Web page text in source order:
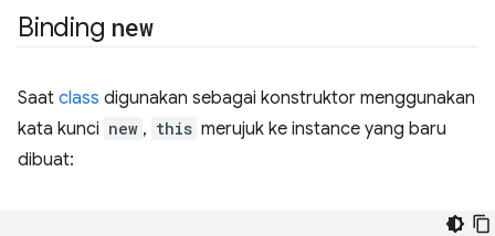
Binding new
Saat class digunakan sebagai konstruktor menggunakan
kata kunci new , this merujuk ke instance yang baru
dibuat: